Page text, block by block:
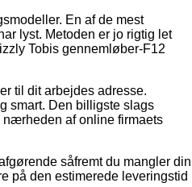
En af de mest
lyst. Metoden er jo rigtig let
Tobis gennemløber-F12
til dit arbejdes adresse.
smart. Den billigste slags
af online firmaets
såfremt du mangler din
på den estimerede leveringstid